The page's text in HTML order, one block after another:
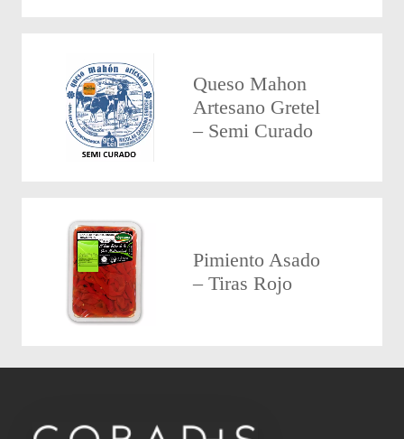
Queso Mahon
Artesano Gretel
– Semi Curado
Pimiento Asado
– Tiras Rojo